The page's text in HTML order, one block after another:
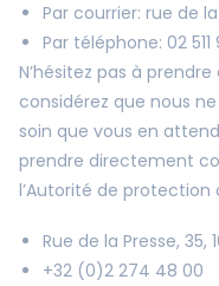
Par courrier: rue de
Par téléphone: 02 511
N’hésitez pas à
considérez que nous
soin que vous en
prendre directement
l’Autorité de protection
Rue de la Presse, 35,
+32 (0)2 274 48 00